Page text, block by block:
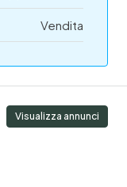
Vendita
Visualizza annunci